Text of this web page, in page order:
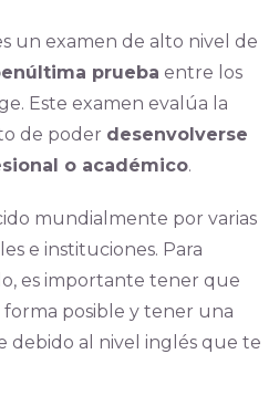
un examen de alto nivel de
prueba entre los
Este examen evalúa la
de poder desenvolverse
o académico.
mundialmente por varias
e instituciones. Para
es importante tener que
posible y tener una
debido al nivel inglés que te